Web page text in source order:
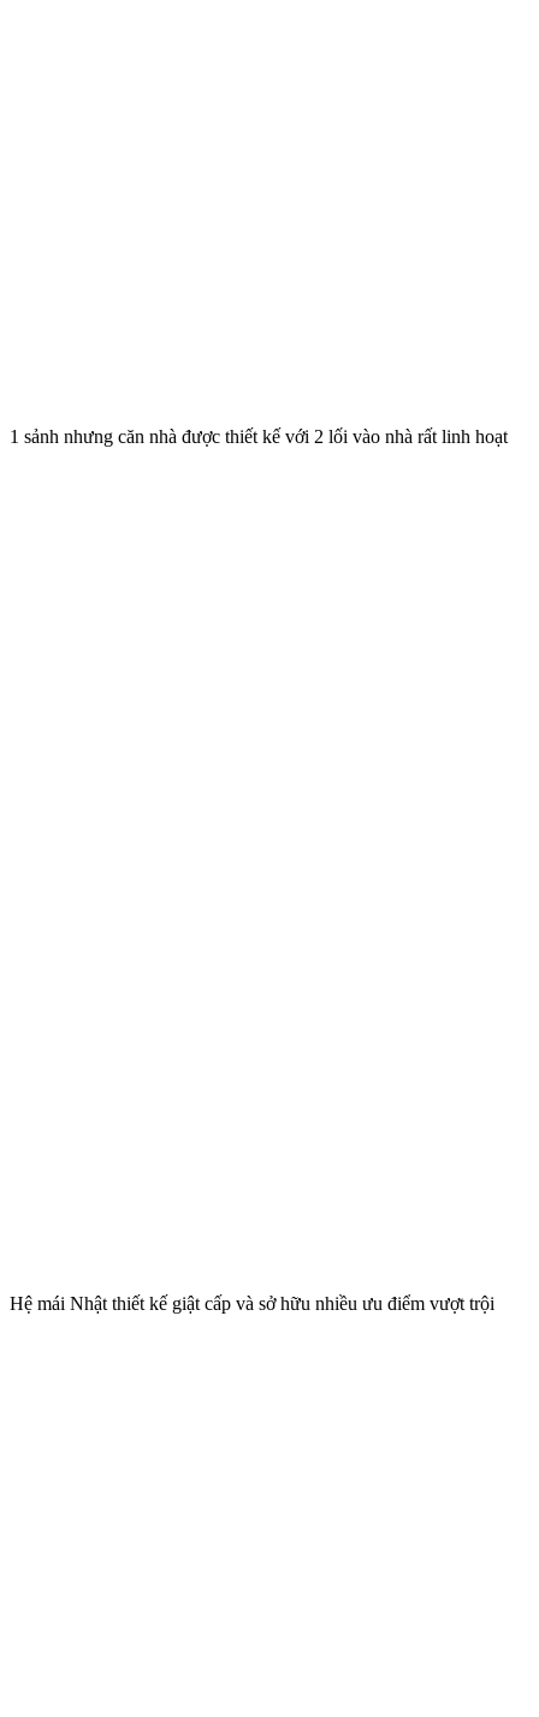
1 sảnh nhưng căn nhà được thiết kế với 2 lối vào nhà rất linh hoạt
Hệ mái Nhật thiết kế giật cấp và sở hữu nhiều ưu điểm vượt trội